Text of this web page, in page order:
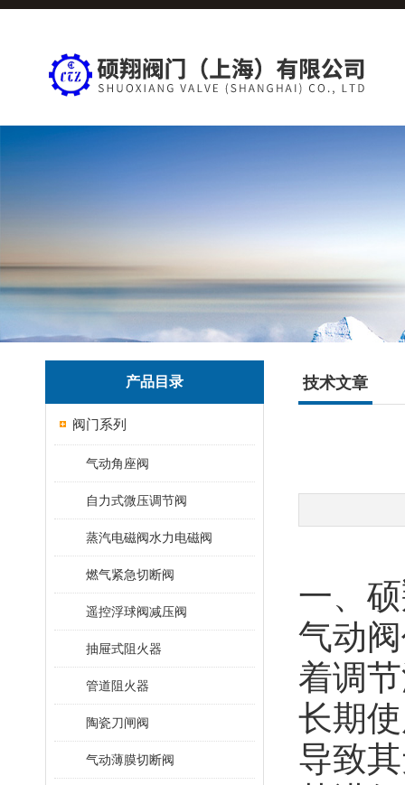
产品目录
阀门系列
气动角座阀
自力式微压调节阀
蒸汽电磁阀水力电磁阀
燃气紧急切断阀
遥控浮球阀减压阀
抽屉式阻火器
管道阻火器
陶瓷刀闸阀
气动薄膜切断阀
技术文章
一、
气动
着调
长期
导致